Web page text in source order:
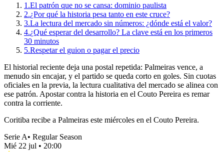
1.El patrón que no se cansa: dominio paulista
2.¿Por qué la historia pesa tanto en este cruce?
3.La lectura del mercado sin números: ¿dónde está el valor?
4.¿Qué esperar del desarrollo? La clave está en los primeros
30 minutos
5.Respetar el guion o pagar el precio
El historial reciente deja una postal repetida: Palmeiras vence, a
menudo sin encajar, y el partido se queda corto en goles. Sin cuotas
oficiales en la previa, la lectura cualitativa del mercado se alinea con
ese patrón. Apostar contra la historia en el Couto Pereira es remar
contra la corriente.
Coritiba recibe a Palmeiras este miércoles en el Couto Pereira.
Serie A• Regular Season
Mié 22 jul • 20:00